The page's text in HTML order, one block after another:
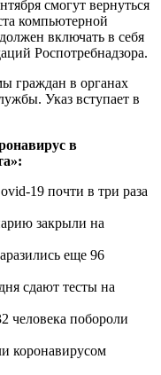
смогут вернуться
компьютерной
включать в себя
Роспотребнадзора.
граждан в органах
Указ вступает в
в
19 почти в три раза
закрыли на
еще 96
сдают тесты на
человека побороли
коронавирусом